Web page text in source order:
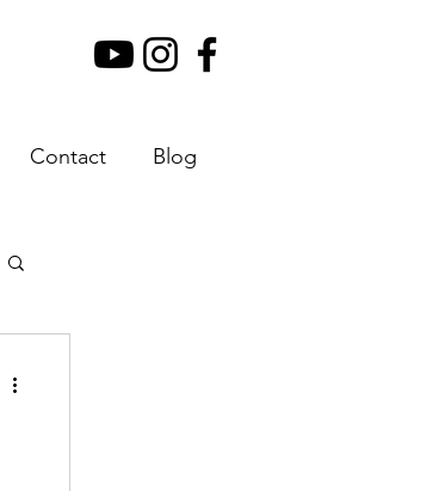
Contact Blog